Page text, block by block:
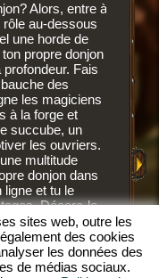
Alors, entre à
au-dessous
une horde de
propre donjon
Fais
des
les magiciens
à la forge et
succube, un
les ouvriers.
multitude
donjon dans
ligne et tu le
Décore-le
les salles et
de toutes les
de ce jeu de
un
C'est
des
Après
fond,
Ces
mais
savent
savent
plus
devrais
sites web, outre les
des cookies
les données des
de médias sociaux.